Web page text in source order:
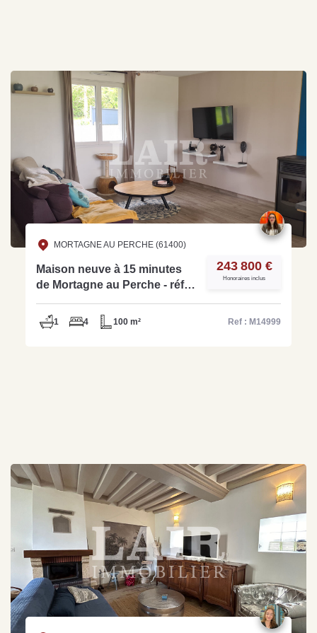
MORTAGNE AU PERCHE (61400)
Maison neuve à 15 minutes
de Mortagne au Perche - réf :
243 800 €
Honoraires inclus
1 4 100 m² Ref : M14999